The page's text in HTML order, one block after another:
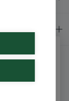
persoonlijk